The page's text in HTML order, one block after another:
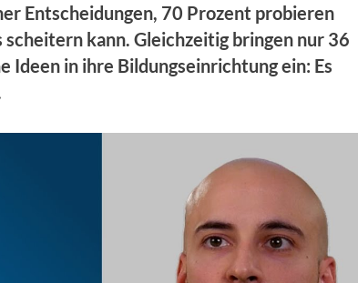
Entscheidungen, 70 Prozent probieren
scheitern kann. Gleichzeitig bringen nur 36
Ideen in ihre Bildungseinrichtung ein: Es